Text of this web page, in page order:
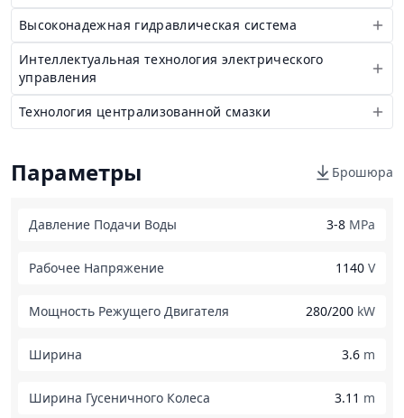
Высоконадежная гидравлическая система
Интеллектуальная технология электрического
управления
Технология централизованной смазки
Параметры Брошюра
Давление Подачи Воды 3-8 MPa
Рабочее Напряжение 1140 V
Мощность Режущего Двигателя 280/200 kW
Ширина 3.6 m
Ширина Гусеничного Колеса 3.11 m